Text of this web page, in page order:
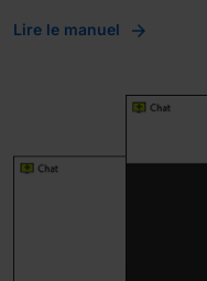
Lire le manuel